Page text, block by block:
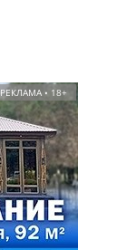
РЕКЛАМА • 18+